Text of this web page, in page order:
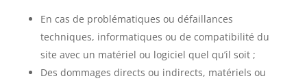
En cas de problématiques ou défaillances
techniques, informatiques ou de compatibilité du
site avec un matériel ou logiciel quel qu’il soit ;
Des dommages directs ou indirects, matériels ou